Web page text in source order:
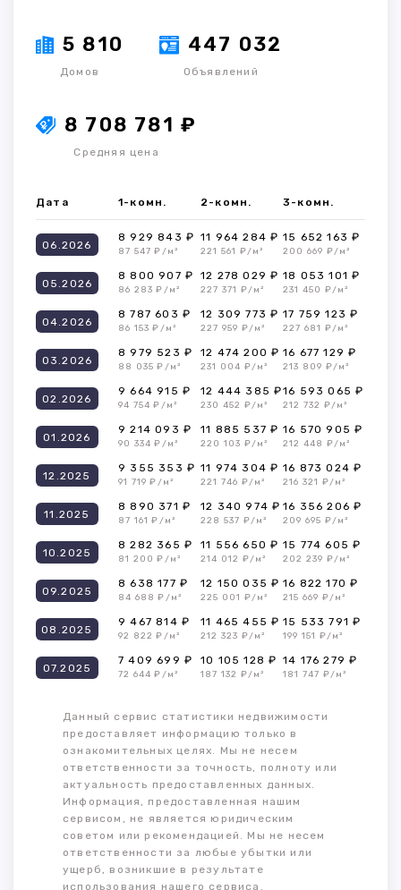
5 810
Домов
447 032
Объявлений
8 708 781 ₽
Средняя цена
Дата 1-комн. 2-комн. 3-комн.
06.2026
8 929 843 ₽
87 547 ₽/м²
11 964 284 ₽
221 561 ₽/м²
15 652 163 ₽
200 669 ₽/м²
05.2026
8 800 907 ₽
86 283 ₽/м²
12 278 029 ₽
227 371 ₽/м²
18 053 101 ₽
231 450 ₽/м²
04.2026
8 787 603 ₽
86 153 ₽/м²
12 309 773 ₽
227 959 ₽/м²
17 759 123 ₽
227 681 ₽/м²
03.2026
8 979 523 ₽
88 035 ₽/м²
12 474 200 ₽
231 004 ₽/м²
16 677 129 ₽
213 809 ₽/м²
02.2026
9 664 915 ₽
94 754 ₽/м²
12 444 385 ₽
230 452 ₽/м²
16 593 065 ₽
212 732 ₽/м²
01.2026
9 214 093 ₽
90 334 ₽/м²
11 885 537 ₽
220 103 ₽/м²
16 570 905 ₽
212 448 ₽/м²
12.2025
9 355 353 ₽
91 719 ₽/м²
11 974 304 ₽
221 746 ₽/м²
16 873 024 ₽
216 321 ₽/м²
11.2025
8 890 371 ₽
87 161 ₽/м²
12 340 974 ₽
228 537 ₽/м²
16 356 206 ₽
209 695 ₽/м²
10.2025
8 282 365 ₽
81 200 ₽/м²
11 556 650 ₽
214 012 ₽/м²
15 774 605 ₽
202 239 ₽/м²
09.2025
8 638 177 ₽
84 688 ₽/м²
12 150 035 ₽
225 001 ₽/м²
16 822 170 ₽
215 669 ₽/м²
08.2025
9 467 814 ₽
92 822 ₽/м²
11 465 455 ₽
212 323 ₽/м²
15 533 791 ₽
199 151 ₽/м²
07.2025
7 409 699 ₽
72 644 ₽/м²
10 105 128 ₽
187 132 ₽/м²
14 176 279 ₽
181 747 ₽/м²
Данный сервис статистики недвижимости
предоставляет информацию только в
ознакомительных целях. Мы не несем
ответственности за точность, полноту или
актуальность предоставленных данных.
Информация, предоставленная нашим
сервисом, не является юридическим
советом или рекомендацией. Мы не несем
ответственности за любые убытки или
ущерб, возникшие в результате
использования нашего сервиса.